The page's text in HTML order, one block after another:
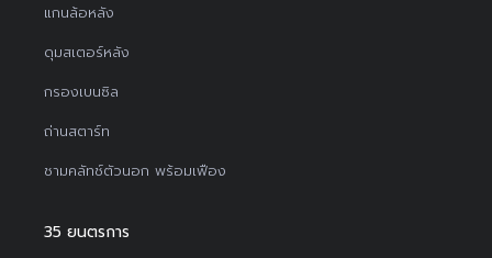
แกนล้อหลัง
ดุมสเตอร์หลัง
กรองเบนซิล
ถ่านสตาร์ท
ชามคลัทช์ตัวนอก พร้อมเฟือง
35 ยนตรการ